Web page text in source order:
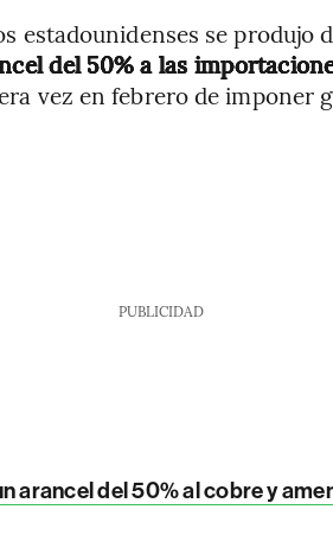
estadounidenses se produjo
del 50% a las
vez en febrero de imponer
PUBLICIDAD
arancel del 50% al cobre y